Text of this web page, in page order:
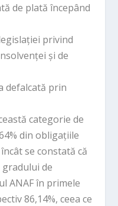
de plată începând
privind
și de
defalcată prin
categorie de
din obligațiile
se constată că
de
ANAF în primele
86,14%, ceea ce